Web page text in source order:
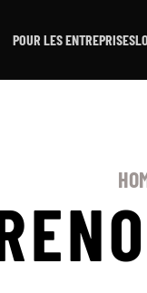
POUR LES ENTREPRISES